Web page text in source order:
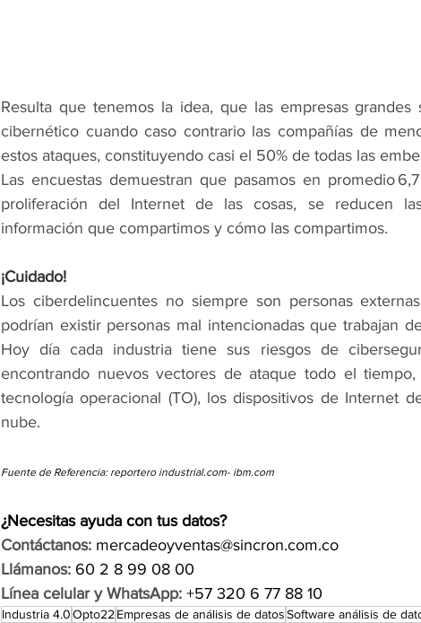
Resulta que tenemos la idea, que las empresas
cibernético cuando caso contrario las compañías de
estos ataques, constituyendo casi el 50% de todas las
Las encuestas demuestran que pasamos en promedio
proliferación del Internet de las cosas, se reducen
información que compartimos y cómo las compartimos.
¡Cuidado!
Los ciberdelincuentes no siempre son personas
podrían existir personas mal intencionadas que trabajan
Hoy día cada industria tiene sus riesgos de
encontrando nuevos vectores de ataque todo el
tecnología operacional (TO), los dispositivos de Internet
nube.
Fuente de Referencia: reportero industrial.com- ibm.com
¿Necesitas ayuda con tus datos?
Contáctanos: mercadeoyventas@sincron.com.co
Llámanos: 60 2 8 99 08 00
Línea celular y WhatsApp: +57 320 6 77 88 10
Industria 4.0Opto22 Empresas de análisis de datosSoftware análisis de